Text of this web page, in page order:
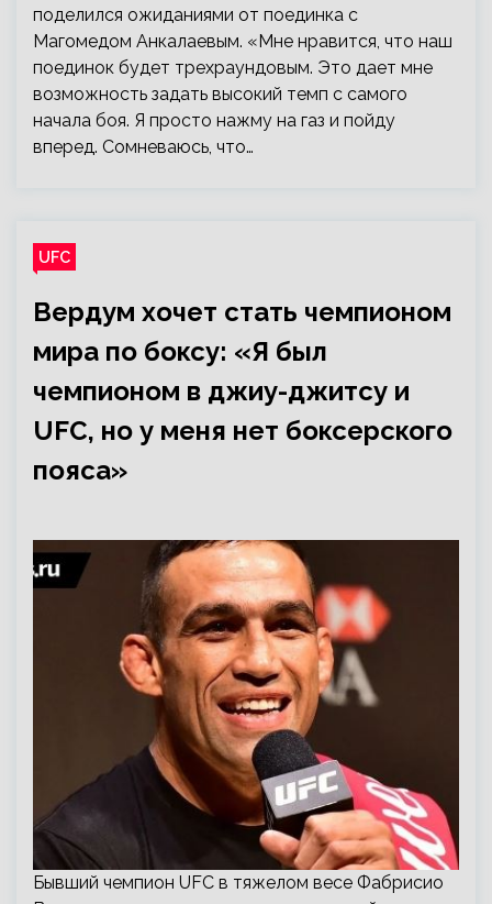
поделился ожиданиями от поединка с
Магомедом Анкалаевым. «Мне нравится, что наш
поединок будет трехраундовым. Это дает мне
возможность задать высокий темп с самого
начала боя. Я просто нажму на газ и пойду
вперед. Сомневаюсь, что…
UFC
Вердум хочет стать чемпионом
мира по боксу: «Я был
чемпионом в джиу-джитсу и
UFC, но у меня нет боксерского
пояса»
Бывший чемпион UFC в тяжелом весе Фабрисио